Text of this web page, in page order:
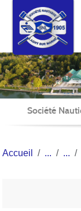
Société
Accueil
Panneau de